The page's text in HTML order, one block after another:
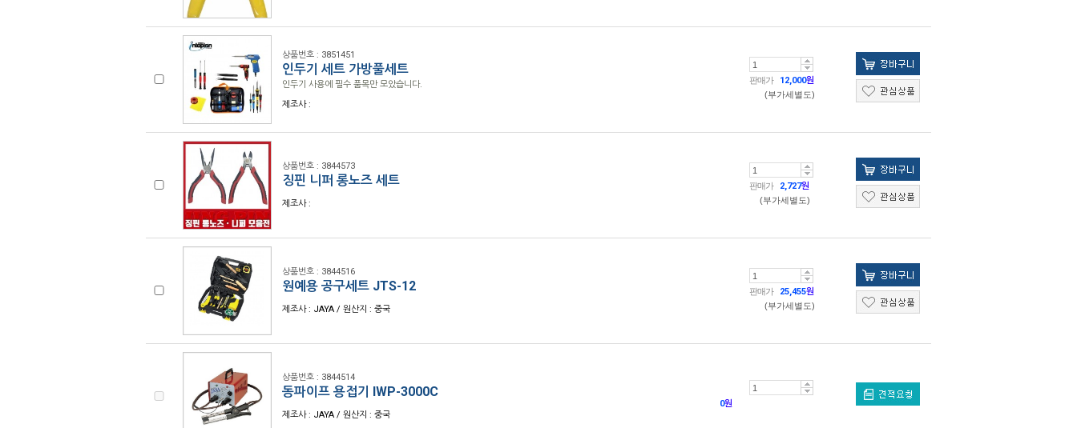
상품번호 : 3851451
인두기 세트 가방풀세트
인두기 사용에 필수 품목만 모았습니다.
제조사 :
판매가 12,000원
(부가세별도)
상품번호 : 3844573
징핀 니퍼 롱노즈 세트
제조사 :
판매가 2,727원
(부가세별도)
상품번호 : 3844516
원예용 공구세트 JTS-12
제조사 : JAYA / 원산지 : 중국
판매가 25,455원
(부가세별도)
상품번호 : 3844514
동파이프 용접기 IWP-3000C
제조사 : JAYA / 원산지 : 중국
0원